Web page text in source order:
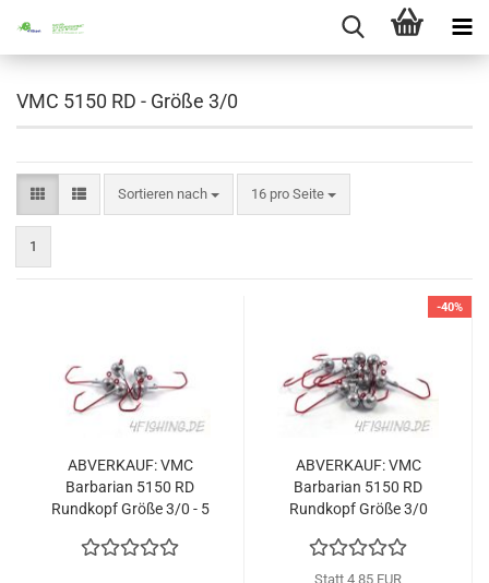
VMC 5150 RD - Größe 3/0
Sortieren nach
Sortieren nach 16 pro Seite
pro Seite
1
ABVERKAUF: VMC
Barbarian 5150 RD
Rundkopf Größe 3/0 - 5
-40%
ABVERKAUF: VMC
Barbarian 5150 RD
Rundkopf Größe 3/0
Statt 4,85 EUR